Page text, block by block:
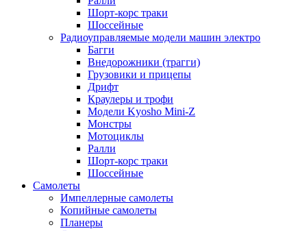
Шорт-корс траки
Шоссейные
Радиоуправляемые модели машин электро
Багги
Внедорожники (трагги)
Грузовики и прицепы
Дрифт
Краулеры и трофи
Модели Kyosho Mini-Z
Монстры
Мотоциклы
Ралли
Шорт-корс траки
Шоссейные
Самолеты
Импеллерные самолеты
Копийные самолеты
Планеры